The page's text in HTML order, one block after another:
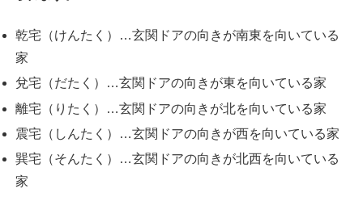
乾宅（けんたく）…玄関ドアの向きが南東を向いている
家
兌宅（だたく）…玄関ドアの向きが東を向いている家
離宅（りたく）…玄関ドアの向きが北を向いている家
震宅（しんたく）…玄関ドアの向きが西を向いている家
巽宅（そんたく）…玄関ドアの向きが北西を向いている
家